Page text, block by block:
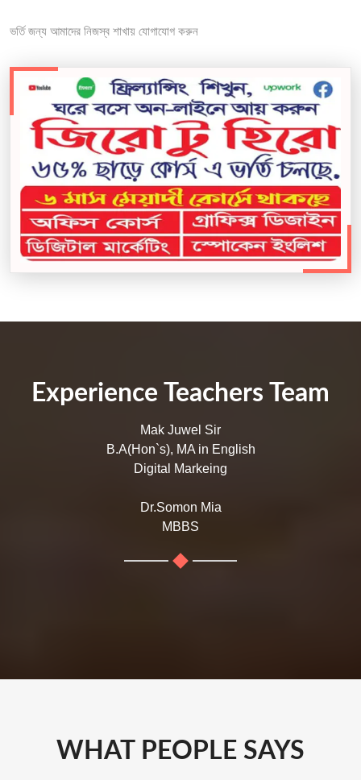
ভর্তি জন্য আমাদের নিজস্ব শাখায় যোগাযোগ করুন
Experience Teachers Team
Mak Juwel Sir
B.A(Hon`s), MA in English
Digital Markeing
Dr.Somon Mia
MBBS
WHAT PEOPLE SAYS